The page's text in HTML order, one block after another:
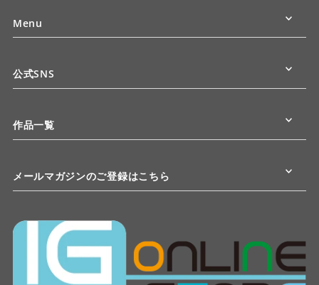
Menu
公式SNS
作品一覧
メールマガジンのご登録はこちら